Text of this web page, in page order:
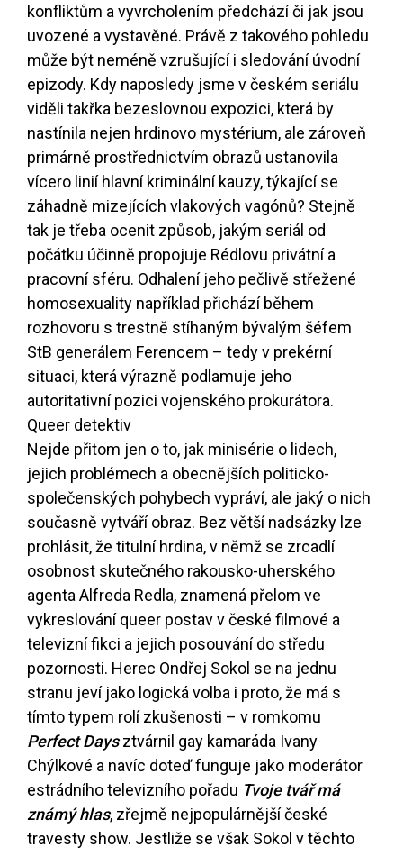
konfliktům a vyvrcholením předchází či jak jsou
uvozené a vystavěné. Právě z takového pohledu
může být neméně vzrušující i sledování úvodní
epizody. Kdy naposledy jsme v českém seriálu
viděli takřka bezeslovnou expozici, která by
nastínila nejen hrdinovo mystérium, ale zároveň
primárně prostřednictvím obrazů ustanovila
vícero linií hlavní kriminální kauzy, týkající se
záhadně mizejících vlakových vagónů? Stejně
tak je třeba ocenit způsob, jakým seriál od
počátku účinně propojuje Rédlovu privátní a
pracovní sféru. Odhalení jeho pečlivě střežené
homosexuality například přichází během
rozhovoru s trestně stíhaným bývalým šéfem
StB generálem Ferencem – tedy v prekérní
situaci, která výrazně podlamuje jeho
autoritativní pozici vojenského prokurátora.
Queer detektiv
Nejde přitom jen o to, jak minisérie o lidech,
jejich problémech a obecnějších politicko-
společenských pohybech vypráví, ale jaký o nich
současně vytváří obraz. Bez větší nadsázky lze
prohlásit, že titulní hrdina, v němž se zrcadlí
osobnost skutečného rakousko-uherského
agenta Alfreda Redla, znamená přelom ve
vykreslování queer postav v české filmové a
televizní fikci a jejich posouvání do středu
pozornosti. Herec Ondřej Sokol se na jednu
stranu jeví jako logická volba i proto, že má s
tímto typem rolí zkušenosti – v romkomu
Perfect Daysztvárnil gay kamaráda Ivany
Chýlkové a navíc doteď funguje jako moderátor
estrádního televizního pořadu Tvoje tvář má
známý hlas, zřejmě nejpopulárnější české
travesty show. Jestliže se však Sokol v těchto